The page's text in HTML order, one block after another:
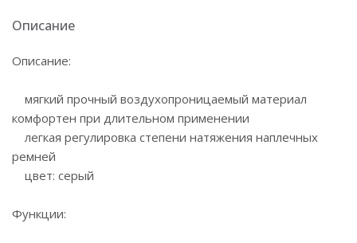
Описание
Описание:
мягкий прочный воздухопроницаемый материал
комфортен при длительном применении
легкая регулировка степени натяжения наплечных
ремней
цвет: серый
Функции: